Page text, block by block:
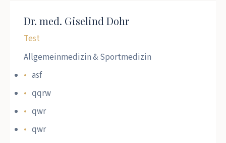
Dr. med. Giselind Dohr
Test
Allgemeinmedizin & Sportmedizin
asf
qqrw
qwr
qwr